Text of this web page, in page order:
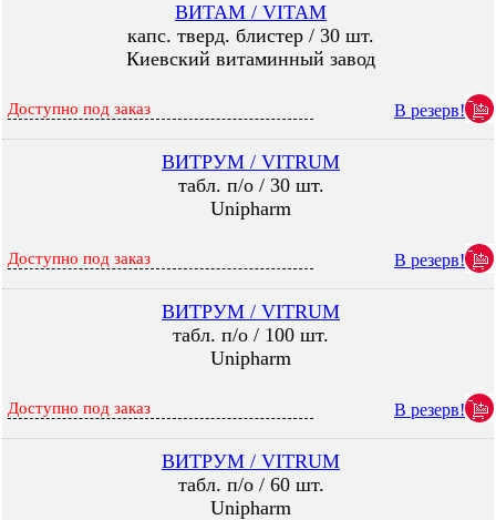
ВИТАМ / VITAM
капс. тверд. блистер / 30 шт.
Киевский витаминный завод
Доступно под заказ В резерв!
ВИТРУМ / VITRUM
табл. п/о / 30 шт.
Unipharm
Доступно под заказ В резерв!
ВИТРУМ / VITRUM
табл. п/о / 100 шт.
Unipharm
Доступно под заказ В резерв!
ВИТРУМ / VITRUM
табл. п/о / 60 шт.
Unipharm